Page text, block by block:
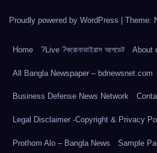
Proudly powered by WordPress Theme:
Home ?Live ?করোনাভাইরাস আপডেট About
All Bangla Newspaper – bdnewsnet.com
Business Defense News Network
Legal Disclaimer -Copyright & Privacy
Prothom Alo – Bangla News Sample